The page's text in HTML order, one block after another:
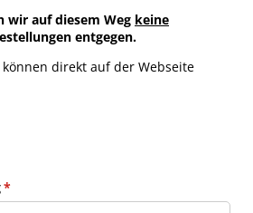
wir auf diesem Weg keine
entgegen.
direkt auf der Webseite
*
(erforderlich)